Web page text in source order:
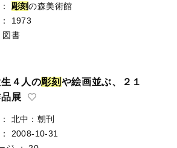
： 彫刻の森美術館
：
1973
図書
４人の彫刻 や絵画並ぶ、２１
展
：
北中：朝刊
：
2008-10-31